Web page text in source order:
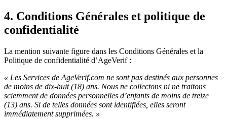
4. Conditions Générales et politique de
confidentialité
La mention suivante figure dans les Conditions Générales et la
Politique de confidentialité d’AgeVerif :
« Les Services de AgeVerif.com ne sont pas destinés aux personnes
de moins de dix-huit (18) ans. Nous ne collectons ni ne traitons
sciemment de données personnelles d’enfants de moins de treize
(13) ans. Si de telles données sont identifiées, elles seront
immédiatement supprimées. »